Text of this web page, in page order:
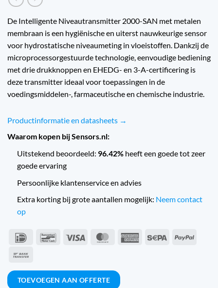
De Intelligente Niveautransmitter 2000-SAN met metalen
membraan is een hygiënische en uiterst nauwkeurige sensor
voor hydrostatische niveaumeting in vloeistoffen. Dankzij de
microprocessorgestuurde technologie, eenvoudige bediening
met drie drukknoppen en EHEDG- en 3-A-certificering is
deze transmitter ideaal voor toepassingen in de
voedingsmiddelen-, farmaceutische en chemische industrie.
Productinformatie en datasheets →
Waarom kopen bij Sensors.nl:
Uitstekend beoordeeld: 96.42% heeft een goede tot zeer
goede ervaring
Persoonlijke klantenservice en advies
Extra korting bij grote aantallen mogelijk: Neem contact
op
IDeal BancontactVisa MasterCardAmerican Sepa
PayPal
TOEVOEGEN AAN OFFERTE